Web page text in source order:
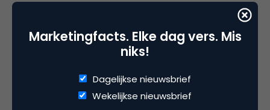
gemakkelijk “follow us” of “like us” in hun
communicatie. Dit mondt uit in een slechte opbouw
van een lange termijn relatie en de uiteindelijke
waarde is moeilijk te bepalen. Merken vragen om
het vertrouwen in een relatie. Dit moet niet
benaderd worden vanuit het punt clicks, eyeballs of
Marketingfacts. Elke dag vers. Mis
niks!
Dagelijkse nieuwsbrief
Wekelijkse nieuwsbrief